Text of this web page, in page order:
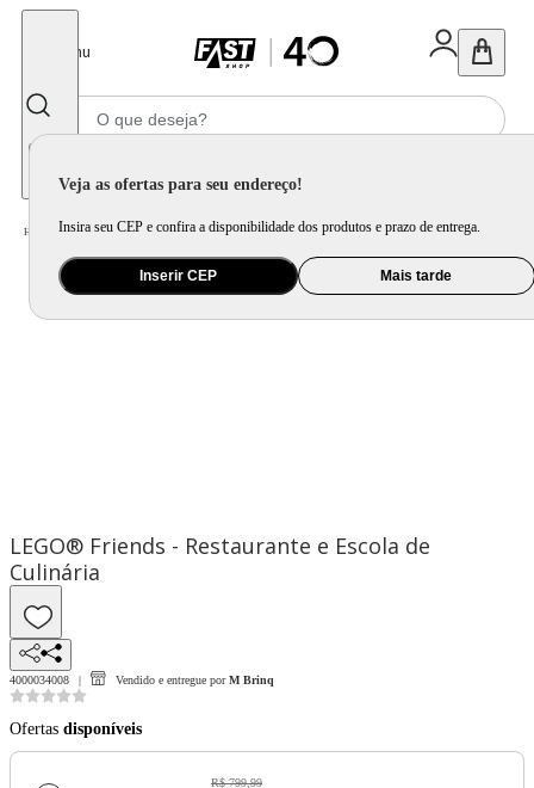
Menu
Veja as ofertas para seu endereço!
Insira seu CEP e confira a disponibilidade dos produtos e prazo de entrega.
Inserir CEP Mais tarde
Home Brinquedo e Colecionável / Para Colecionar
LEGO® Friends - Restaurante e Escola de
Culinária
4000034008 Vendido e entregue por M Brinq
Ofertas disponíveis
R$ 799,99